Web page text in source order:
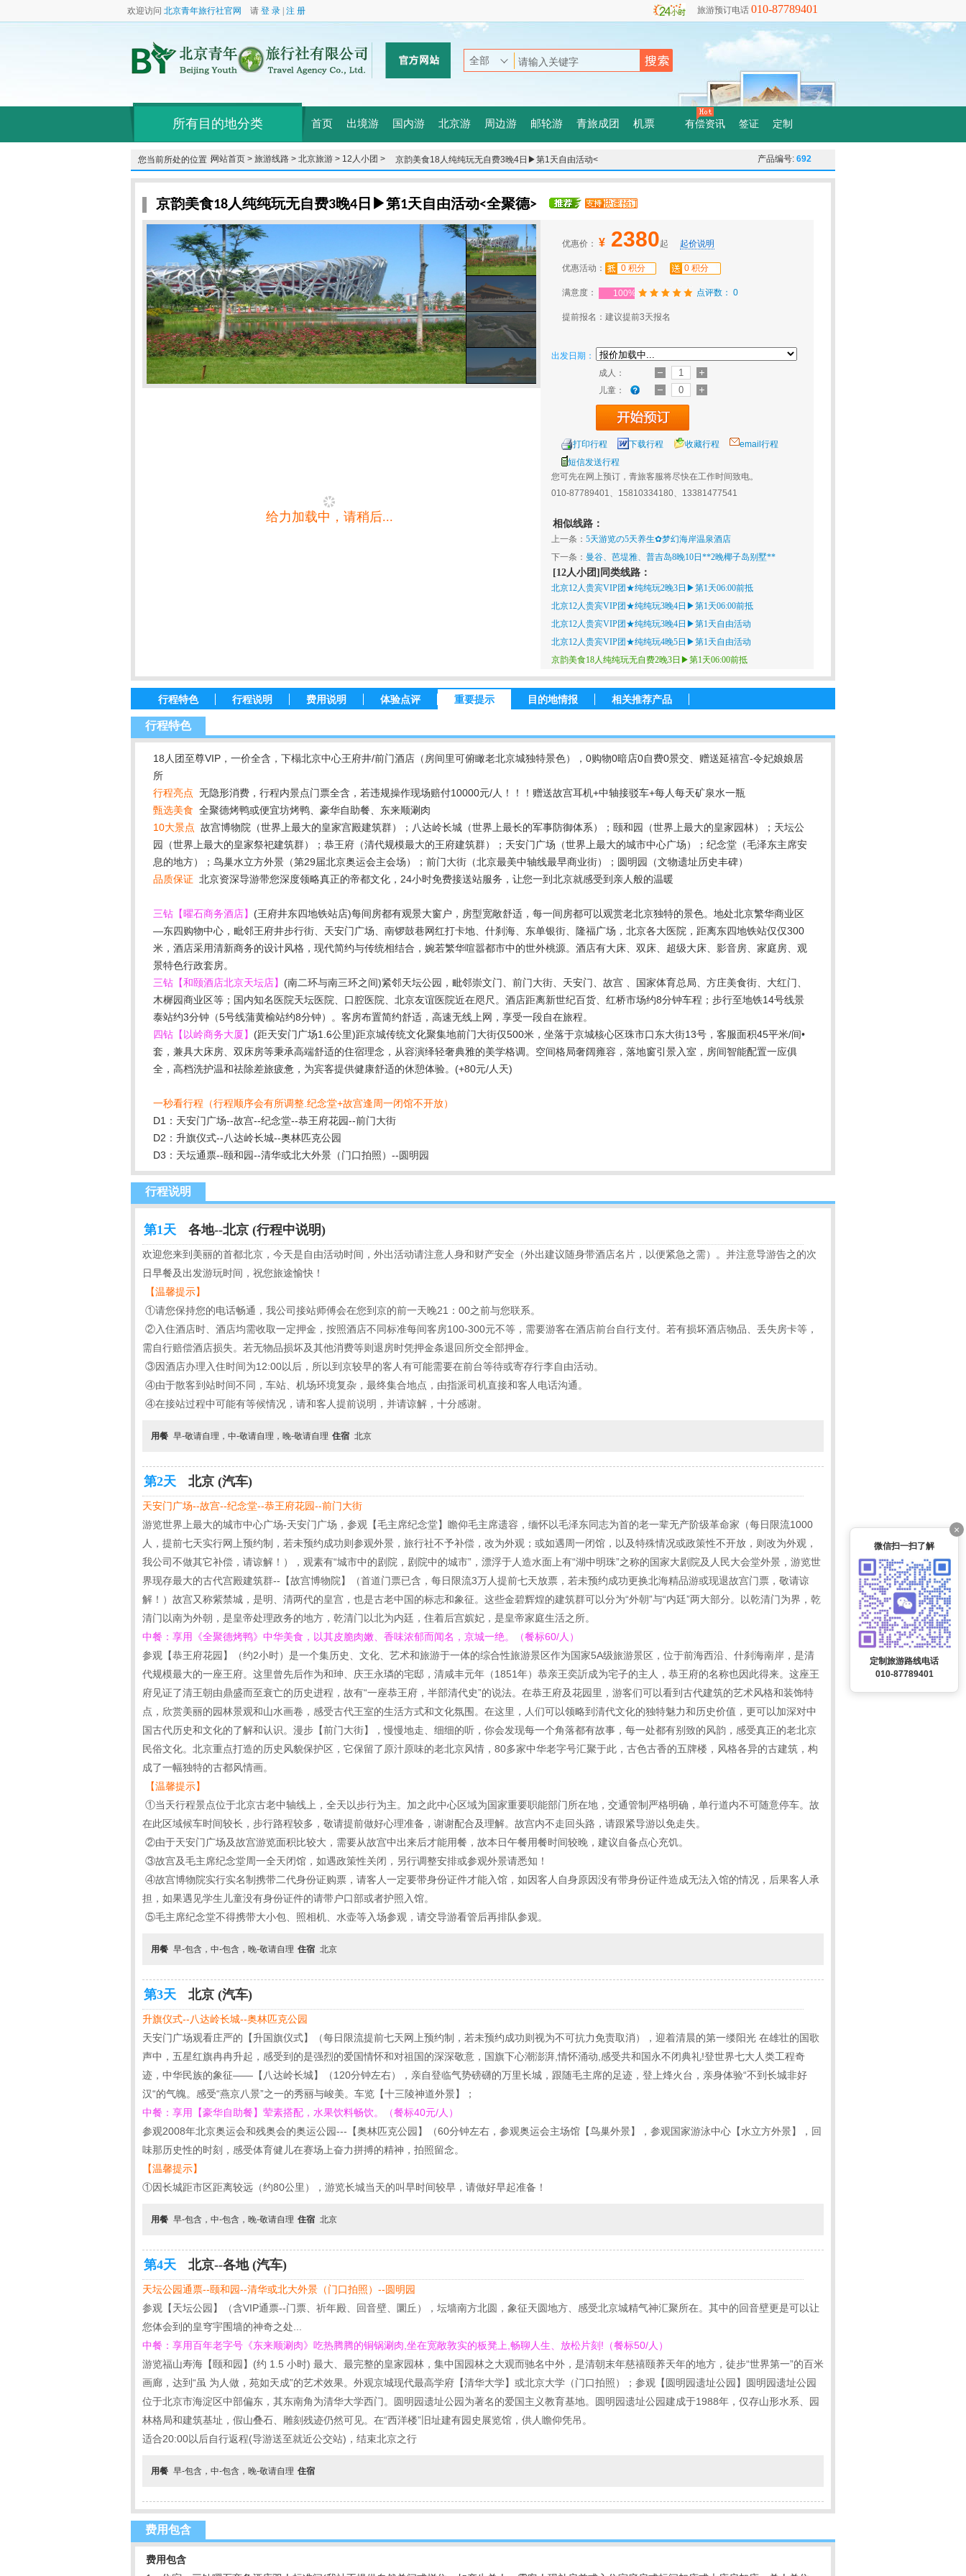
欢迎访问 北京青年旅行社官网 请 登 录 注 册 旅游预订电话 010-87789401
所有目的地分类 首页 出境游 国内游 北京游 周边游 邮轮游 青旅成团 机票 有偿资讯 签证 定制
您当前所处的位置：网站首页 > 旅游线路 > 北京旅游 > 12人小团 >
京韵美食18人纯纯玩无自费3晚4日▶第1天自由活动<
全聚德>
产品编号: 692
京韵美食18人纯纯玩无自费3晚4日▶第1天自由活动<全聚德>
给力加载中，请稍后...
优惠价： ¥ 2380起 起价说明
优惠活动： 0 积分 0 积分
满意度： 100% 点评数： 0
提前报名：建议提前3天报名
出发日期：
成人：
儿童：
打印行程 下载行程 收藏行程
email行程
短信发送行程
您可先在网上预订，青旅客服将尽快在工作时间致电。
010-87789401、15810334180、13381477541
相似线路：
上一条： 5天游览の5天养生✿梦幻海岸温泉酒店
下一条： 曼谷、芭堤雅、普吉岛8晚10日**2晚椰子岛别墅**
[12人小团]同类线路：
北京12人贵宾VIP团★纯纯玩2晚3日▶第1天06:00前抵
北京12人贵宾VIP团★纯纯玩3晚4日▶第1天06:00前抵
北京12人贵宾VIP团★纯纯玩3晚4日▶第1天自由活动
北京12人贵宾VIP团★纯纯玩4晚5日▶第1天自由活动
京韵美食18人纯纯玩无自费2晚3日▶第1天06:00前抵
行程特色 行程说明 费用说明 体验点评 重要提示 目的地情报 相关推荐产品
行程特色
18人团至尊VIP，一价全含，下榻北京中心王府井/前门酒店（房间里可俯瞰老北京城独特景色），0购物0暗店0自费0景交、赠送延禧宫-令妃娘娘居
所
行程亮点 无隐形消费，行程内景点门票全含，若违规操作现场赔付10000元/人！！！赠送故宫耳机+中轴接驳车+每人每天矿泉水一瓶
甄选美食 全聚德烤鸭或便宜坊烤鸭、豪华自助餐、东来顺涮肉
10大景点 故宫博物院（世界上最大的皇家宫殿建筑群）；八达岭长城（世界上最长的军事防御体系）；颐和园（世界上最大的皇家园林）；天坛公
园（世界上最大的皇家祭祀建筑群）；恭王府（清代规模最大的王府建筑群）；天安门广场（世界上最大的城市中心广场）；纪念堂（毛泽东主席安
息的地方）；鸟巢水立方外景（第29届北京奥运会主会场）；前门大街（北京最美中轴线最早商业街）；圆明园（文物遗址历史丰碑）
品质保证 北京资深导游带您深度领略真正的帝都文化，24小时免费接送站服务，让您一到北京就感受到亲人般的温暖
三钻【曜石商务酒店】 (王府井东四地铁站店)每间房都有观景大窗户，房型宽敞舒适，每一间房都可以观赏老北京独特的景色。地处北京繁华商业区
—东四购物中心，毗邻王府井步行街、天安门广场、南锣鼓巷网红打卡地、什刹海、东单银街、隆福广场，北京各大医院，距离东四地铁站仅仅300
米，酒店采用清新商务的设计风格，现代简约与传统相结合，婉若繁华喧嚣都市中的世外桃源。酒店有大床、双床、超级大床、影音房、家庭房、观
景特色行政套房。
三钻【和颐酒店北京天坛店】 (南二环与南三环之间)紧邻天坛公园，毗邻崇文门、前门大街、天安门、故宫 、国家体育总局、方庄美食街、大红门、
木樨园商业区等；国内知名医院天坛医院、口腔医院、北京友谊医院近在咫尺。酒店距离新世纪百货、红桥市场约8分钟车程；步行至地铁14号线景
泰站约3分钟（5号线蒲黄榆站约8分钟）。客房布置简约舒适，高速无线上网，享受一段自在旅程。
四钻【以岭商务大厦】 (距天安门广场1.6公里)距京城传统文化聚集地前门大街仅500米，坐落于京城核心区珠市口东大街13号，客服面积45平米/间•
套，兼具大床房、双床房等秉承高端舒适的住宿理念，从容演绎轻奢典雅的美学格调。空间格局奢阔雍容，落地窗引景入室，房间智能配置一应俱
全，高档洗护温和祛除差旅疲惫，为宾客提供健康舒适的休憩体验。(+80元/人天)
一秒看行程（行程顺序会有所调整.纪念堂+故宫逢周一闭馆不开放）
D1：天安门广场--故宫--纪念堂--恭王府花园--前门大街
D2：升旗仪式--八达岭长城--奥林匹克公园
D3：天坛通票--颐和园--清华或北大外景（门口拍照）--圆明园
行程说明
第1天 各地--北京 (行程中说明)
欢迎您来到美丽的首都北京，今天是自由活动时间，外出活动请注意人身和财产安全（外出建议随身带酒店名片，以便紧急之需）。并注意导游告之的次
日早餐及出发游玩时间，祝您旅途愉快！
【温馨提示】
①请您保持您的电话畅通，我公司接站师傅会在您到京的前一天晚21：00之前与您联系。
②入住酒店时、酒店均需收取一定押金，按照酒店不同标准每间客房100-300元不等，需要游客在酒店前台自行支付。若有损坏酒店物品、丢失房卡等，
需自行赔偿酒店损失。若无物品损坏及其他消费等则退房时凭押金条退回所交全部押金。
③因酒店办理入住时间为12:00以后，所以到京较早的客人有可能需要在前台等待或寄存行李自由活动。
④由于散客到站时间不同，车站、机场环境复杂，最终集合地点，由指派司机直接和客人电话沟通。
④在接站过程中可能有等候情况，请和客人提前说明，并请谅解，十分感谢。
用餐 早-敬请自理，中-敬请自理，晚-敬请自理 住宿 北京
第2天 北京 (汽车)
天安门广场--故宫--纪念堂--恭王府花园--前门大街
游览世界上最大的城市中心广场-天安门广场，参观【毛主席纪念堂】瞻仰毛主席遗容，缅怀以毛泽东同志为首的老一辈无产阶级革命家（每日限流1000
人，提前七天实行网上预约制，若未预约成功则参观外景，旅行社不予补偿，改为外观；或如遇周一闭馆，以及特殊情况或政策性不开放，则改为外观，
我公司不做其它补偿，请谅解！），观素有“城市中的剧院，剧院中的城市”，漂浮于人造水面上有“湖中明珠”之称的国家大剧院及人民大会堂外景，游览世
界现存最大的古代宫殿建筑群--【故宫博物院】（首道门票已含，每日限流3万人提前七天放票，若未预约成功更换北海精品游或现退故宫门票，敬请谅
解！）故宫又称紫禁城，是明、清两代的皇宫，也是古老中国的标志和象征。这些金碧辉煌的建筑群可以分为“外朝”与“内廷”两大部分。以乾清门为界，乾
清门以南为外朝，是皇帝处理政务的地方，乾清门以北为内廷，住着后宫嫔妃，是皇帝家庭生活之所。
中餐：享用《全聚德烤鸭》中华美食，以其皮脆肉嫩、香味浓郁而闻名，京城一绝。（餐标60/人）
参观【恭王府花园】（约2小时）是一个集历史、文化、艺术和旅游于一体的综合性旅游景区作为国家5A级旅游景区，位于前海西沿、什刹海南岸，是清
代规模最大的一座王府。这里曾先后作为和珅、庆王永璘的宅邸，清咸丰元年（1851年）恭亲王奕訢成为宅子的主人，恭王府的名称也因此得来。这座王
府见证了清王朝由鼎盛而至衰亡的历史进程，故有“一座恭王府，半部清代史”的说法。在恭王府及花园里，游客们可以看到古代建筑的艺术风格和装饰特
点，欣赏美丽的园林景观和山水画卷，感受古代王室的生活方式和文化氛围。在这里，人们可以领略到清代文化的独特魅力和历史价值，更可以加深对中
国古代历史和文化的了解和认识。漫步【前门大街】，慢慢地走、细细的听，你会发现每一个角落都有故事，每一处都有别致的风韵，感受真正的老北京
民俗文化。北京重点打造的历史风貌保护区，它保留了原汁原味的老北京风情，80多家中华老字号汇聚于此，古色古香的五牌楼，风格各异的古建筑，构
成了一幅独特的古都风情画。
【温馨提示】
①当天行程景点位于北京古老中轴线上，全天以步行为主。加之此中心区域为国家重要职能部门所在地，交通管制严格明确，单行道内不可随意停车。故
在此区域候车时间较长，步行路程较多，敬请提前做好心理准备，谢谢配合及理解。故宫内不走回头路，请跟紧导游以免走失。
②由于天安门广场及故宫游览面积比较大，需要从故宫中出来后才能用餐，故本日午餐用餐时间较晚，建议自备点心充饥。
③故宫及毛主席纪念堂周一全天闭馆，如遇政策性关闭，另行调整安排或参观外景请悉知！
④故宫博物院实行实名制携带二代身份证购票，请客人一定要带身份证件才能入馆，如因客人自身原因没有带身份证件造成无法入馆的情况，后果客人承
担，如果遇见学生儿童没有身份证件的请带户口部或者护照入馆。
⑤毛主席纪念堂不得携带大小包、照相机、水壶等入场参观，请交导游看管后再排队参观。
用餐 早-包含，中-包含，晚-敬请自理 住宿 北京
第3天 北京 (汽车)
升旗仪式--八达岭长城--奥林匹克公园
天安门广场观看庄严的【升国旗仪式】（每日限流提前七天网上预约制，若未预约成功则视为不可抗力免责取消），迎着清晨的第一缕阳光 在雄壮的国歌
声中，五星红旗冉冉升起，感受到的是强烈的爱国情怀和对祖国的深深敬意，国旗下心潮澎湃,情怀涌动,感受共和国永不闭典礼!登世界七大人类工程奇
迹，中华民族的象征——【八达岭长城】（120分钟左右），亲自登临气势磅礴的万里长城，跟随毛主席的足迹，登上烽火台，亲身体验“不到长城非好
汉“的气魄。感受“燕京八景”之一的秀丽与峻美。车览【十三陵神道外景】；
中餐：享用【豪华自助餐】荤素搭配，水果饮料畅饮。（餐标40元/人）
参观2008年北京奥运会和残奥会的奥运公园---【奥林匹克公园】（60分钟左右，参观奥运会主场馆【鸟巢外景】，参观国家游泳中心【水立方外景】，回
味那历史性的时刻，感受体育健儿在赛场上奋力拼搏的精神，拍照留念。
【温馨提示】
①因长城距市区距离较远（约80公里），游览长城当天的叫早时间较早，请做好早起准备！
用餐 早-包含，中-包含，晚-敬请自理 住宿 北京
第4天 北京--各地 (汽车)
天坛公园通票--颐和园--清华或北大外景（门口拍照）--圆明园
参观【天坛公园】（含VIP通票--门票、祈年殿、回音壁、圜丘），坛墙南方北圆，象征天圆地方、感受北京城精气神汇聚所在。其中的回音壁更是可以让
您体会到的皇穹宇围墙的神奇之处...
中餐：享用百年老字号《东来顺涮肉》吃热腾腾的铜锅涮肉,坐在宽敞敦实的板凳上,畅聊人生、放松片刻!（餐标50/人）
游览福山寿海【颐和园】(约 1.5 小时) 最大、最完整的皇家园林，集中国园林之大观而驰名中外，是清朝末年慈禧颐养天年的地方，徒步“世界第一”的百米
画廊，达到“虽 为人做，苑如天成”的艺术效果。外观京城现代最高学府【清华大学】或北京大学（门口拍照）；参观【圆明园遗址公园】圆明园遗址公园
位于北京市海淀区中部偏东，其东南角为清华大学西门。圆明园遗址公园为著名的爱国主义教育基地。圆明园遗址公园建成于1988年，仅存山形水系、园
林格局和建筑基址，假山叠石、雕刻残迹仍然可见。在“西洋楼”旧址建有园史展览馆，供人瞻仰凭吊。
适合20:00以后自行返程(导游送至就近公交站)，结束北京之行
用餐 早-包含，中-包含，晚-敬请自理 住宿
费用包含
费用包含
×
微信扫一扫了解
定制旅游路线电话
010-87789401